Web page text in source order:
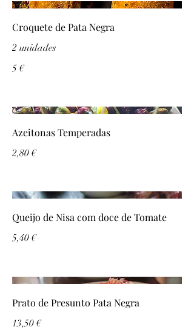
Croquete de Pata Negra
2 unidades
5 €
Azeitonas Temperadas
2,80 €
Queijo de Nisa com doce de Tomate
5,40 €
Prato de Presunto Pata Negra
13,50 €